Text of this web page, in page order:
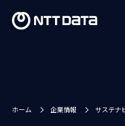
ホーム 企業情報 サステナ